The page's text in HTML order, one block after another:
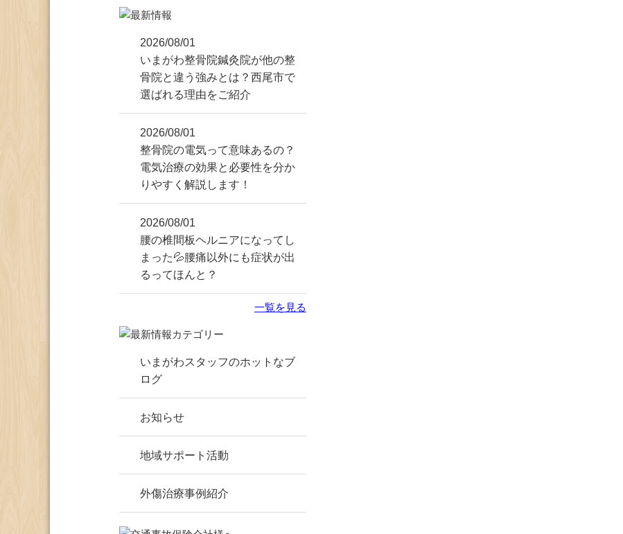
2026/08/01
いまがわ整骨院鍼灸院が他の整
骨院と違う強みとは？西尾市で
選ばれる理由をご紹介
2026/08/01
整骨院の電気って意味あるの？
電気治療の効果と必要性を分か
りやすく解説します！
2026/08/01
腰の椎間板ヘルニアになってし
まった💦腰痛以外にも症状が出
るってほんと？
一覧を見る
いまがわスタッフのホットなブ
ログ
お知らせ
地域サポート活動
外傷治療事例紹介